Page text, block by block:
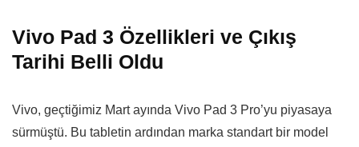
Vivo Pad 3 Özellikleri ve Çıkış
Tarihi Belli Oldu
Vivo, geçtiğimiz Mart ayında Vivo Pad 3 Pro’yu piyasaya
sürmüştü. Bu tabletin ardından marka standart bir model